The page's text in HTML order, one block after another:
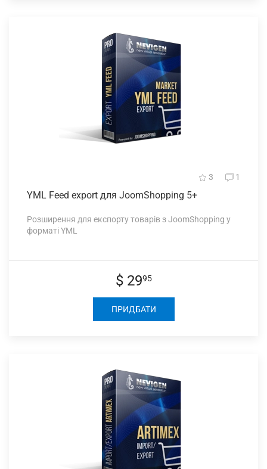
3 1
YML Feed export для JoomShopping 5+
Розширення для експорту товарів з JoomShopping у
форматі YML
$ 2995
ПРИДБАТИ